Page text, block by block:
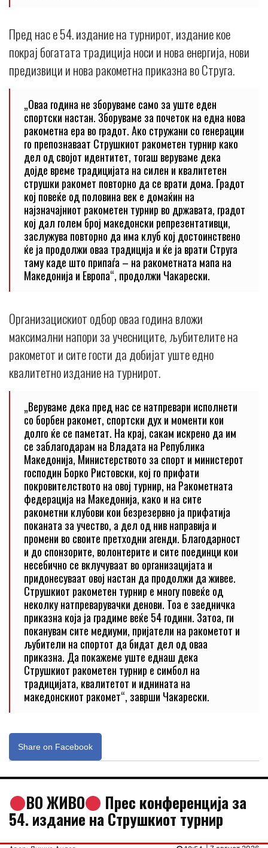
Пред нас е 54. издание на турнирот, издание кое
покрај богатата традиција носи и нова енергија, нови
предизвици и нова ракометна приказна во Струга.
„Оваа година не зборуваме само за уште еден
спортски настан. Зборуваме за почеток на една нова
ракометна ера во градот. Ако стружани со генерации
го препознаваат Струшкиот ракометен турнир како
дел од својот идентитет, тогаш веруваме дека
дојде време традицијата на силен и квалитетен
струшки ракомет повторно да се врати дома. Градот
кој повеќе од половина век е домаќин на
најзначајниот ракометен турнир во државата, градот
кој дал голем број македонски репрезентативци,
заслужува повторно да има клуб кој достоинствено
ќе ја продолжи оваа традиција и ќе ја врати Струга
таму каде што припаѓа – на ракометната мапа на
Македонија и Европа“, продолжи Чакарески.
Организацискиот одбор оваа година вложи
максимални напори за учесниците, љубителите на
ракометот и сите гости да добијат уште едно
квалитетно издание на турнирот.
„Веруваме дека пред нас се натпревари исполнети
со борбен ракомет, спортски дух и моменти кои
долго ќе се паметат. На крај, сакам искрено да им
се заблагодарам на Владата на Република
Македонија, Министерството за спорт и министерот
господин Борко Ристовски, кој го прифати
покровителството на овој турнир, на Ракометната
федерација на Македонија, како и на сите
ракометни клубови кои безрезервно ја прифатија
поканата за учество, а дел од нив направија и
промени во своите претходни агенди. Благодарност
и до спонзорите, волонтерите и сите поединци кои
несебично се вклучуваат во организацијата и
придонесуваат овој настан да продолжи да живее.
Струшкиот ракометен турнир е многу повеќе од
неколку натпреварувачки денови. Тоа е заедничка
приказна која ја градиме веќе 54 години. Затоа, ги
поканувам сите медиуми, пријатели на ракометот и
љубители на спортот да бидат дел од оваа
приказна. Да покажеме уште еднаш дека
Струшкиот ракометен турнир е симбол на
традицијата, квалитетот и иднината на
македонскиот ракомет“, заврши Чакарески.
Share on Facebook
ВО ЖИВО Прес конференција за
54. издание на Струшкиот турнир